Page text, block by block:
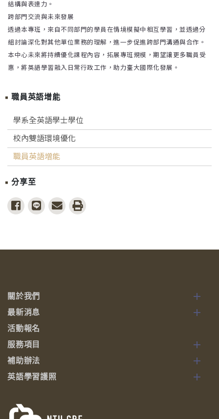
職員英語增能
學系全英語學士學位
校內雙語環境優化
職員英語增能
分享至
share to facebook
share to line
share to email
print
結構與表達力。
跨部門交流與未來發展
透過本專班，來自不同部門的學員在情境模擬中相互學習，並透過分
組討論深化對其他單位業務的理解，進一步促進跨部門溝通與合作。
本中心未來將持續優化課程內容，拓展專班規模，期望讓更多職員受
惠，將英語學習融入日常行政工作，助力臺大國際化發展。
關於我們
最新消息
活動報名
服務項目
補助辦法
英語學習護照